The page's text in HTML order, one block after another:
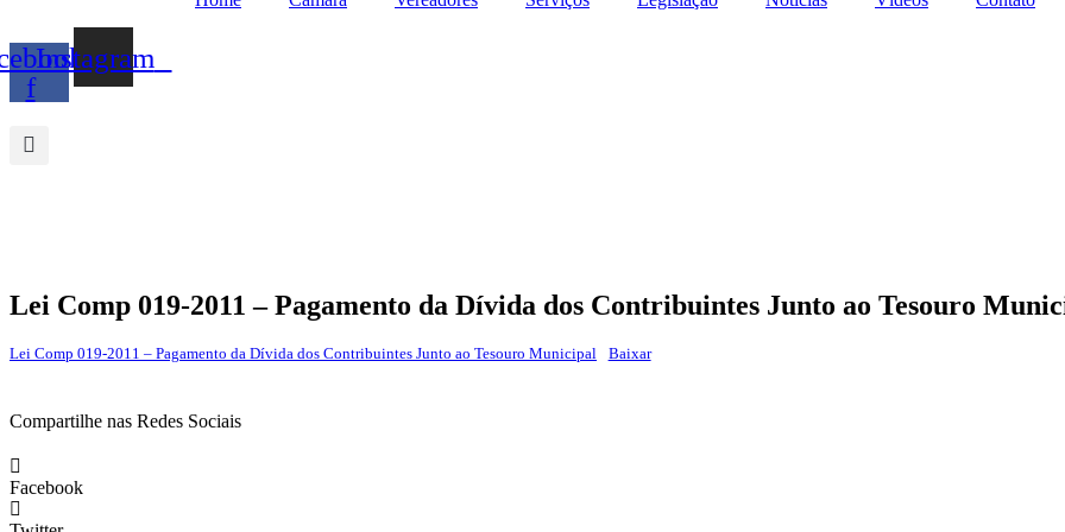
f
Instagram
Lei Comp 019-2011 – Pagamento da Dívida dos Contribuintes Junto ao Tesouro
Lei Comp 019-2011 – Pagamento da Dívida dos Contribuintes Junto ao Tesouro Municipal Baixar
Compartilhe nas Redes Sociais
Facebook